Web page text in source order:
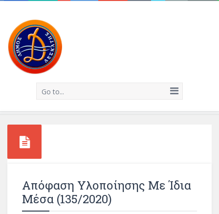
Go to...
Απόφαση Υλοποίησης Με Ίδια
Μέσα (135/2020)